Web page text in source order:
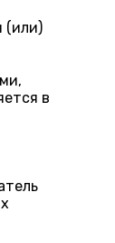
(или)
в